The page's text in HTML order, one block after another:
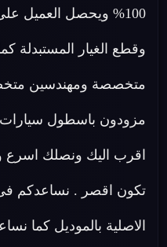
100% ويحصل العميل
وقطع الغيار المستبدلة
متخصصة ومهندسين
مزودون باسطول سيارات
اقرب اليك ونصلك
تكون اقصر . نساعدكم
الاصلية بالموديل كما